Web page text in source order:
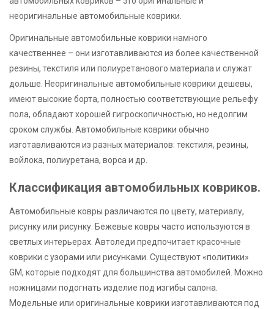
неоригинальные автомобильные коврики.
Оригинальные автомобильные коврики намного
качественнее – они изготавливаются из более качественной
резины, текстиля или полиуретанового материала и служат
дольше. Неоригинальные автомобильные коврики дешевы,
имеют высокие борта, полностью соответствующие рельефу
пола, обладают хорошей гигроскопичностью, но недолгим
сроком службы. Автомобильные коврики обычно
изготавливаются из разных материалов: текстиля, резины,
войлока, полиуретана, ворса и др.
Классификация автомобильных ковриков.
Автомобильные ковры различаются по цвету, материалу,
рисунку или рисунку. Бежевые ковры часто используются в
светлых интерьерах. Автоледи предпочитает красочные
коврики с узорами или рисунками. Существуют «политики»
GM, которые подходят для большинства автомобилей. Можно
ножницами подогнать изделие под изгибы салона.
Модельные или оригинальные коврики изготавливаются под